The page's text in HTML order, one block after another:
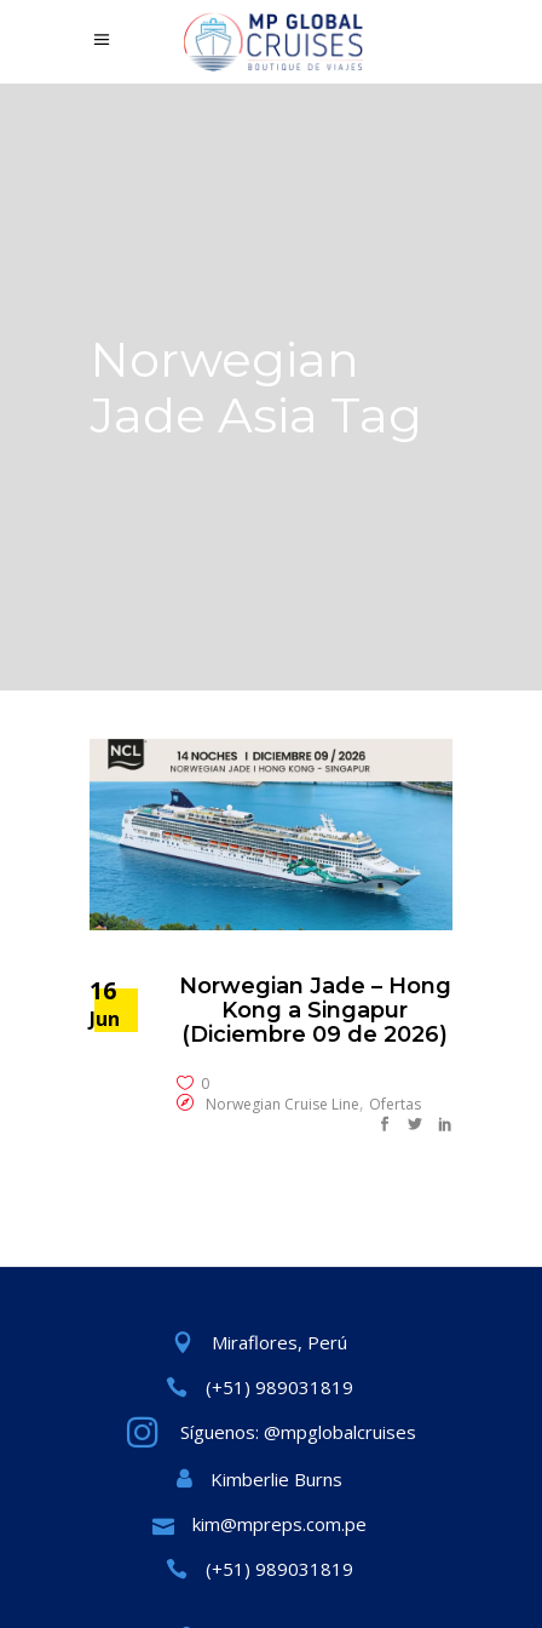
Norwegian
Jade Asia Tag
16
Jun
Norwegian Jade – Hong
Kong a Singapur
(Diciembre 09 de 2026)
0
Norwegian Cruise Line, Ofertas
Miraflores, Perú
(+51) 989031819
Síguenos: @mpglobalcruises
Kimberlie Burns
kim@mpreps.com.pe
(+51) 989031819